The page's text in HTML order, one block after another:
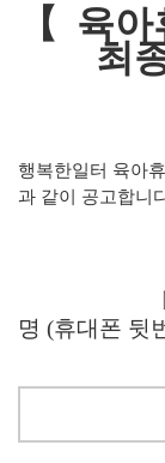
【 육
최
행복한일터 육아
과 같이 공고합니
▣ 최종
명 (휴대폰 뒷